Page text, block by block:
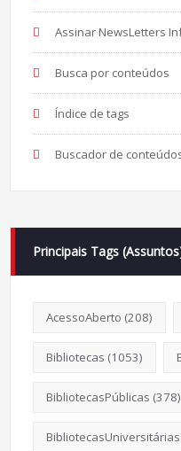
Assinar NewsLetters
Busca por conteúdos
Índice de tags
Buscador de
Principais Tags
AcessoAberto (208)
Bibliotecas (1053)
BibliotecasPúblicas (378)
BibliotecasUniversitárias